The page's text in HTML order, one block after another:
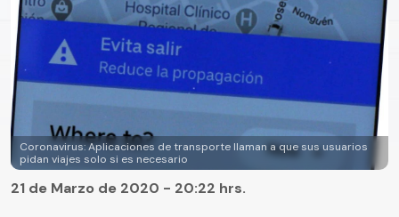
Coronavirus: Aplicaciones de transporte llaman a que sus usuarios
pidan viajes solo si es necesario
21 de Marzo de 2020 - 20:22 hrs.